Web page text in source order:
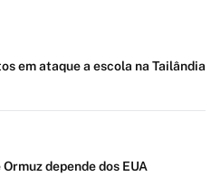
em ataque a escola na Tailândia
depende dos EUA